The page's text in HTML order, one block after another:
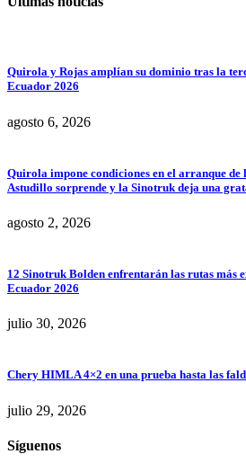
Quirola y Rojas amplían su dominio tras la
Ecuador 2026
agosto 6, 2026
Quirola impone condiciones en el arranque de
Astudillo sorprende y la Sinotruk deja una
agosto 2, 2026
12 Sinotruk Bolden enfrentarán las rutas más
Ecuador 2026
julio 30, 2026
Chery HIMLA 4×2 en una prueba hasta las
julio 29, 2026
Síguenos